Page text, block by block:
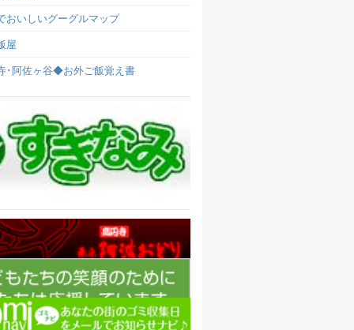
おいしいグーグルマップ
屋
･阿佐ヶ谷◆お外ご飯覚え書